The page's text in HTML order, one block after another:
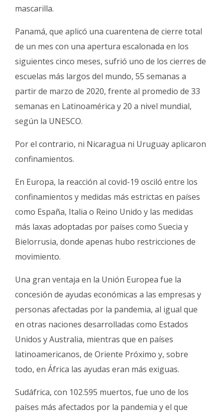
mascarilla.
Panamá, que aplicó una cuarentena de cierre total
de un mes con una apertura escalonada en los
siguientes cinco meses, sufrió uno de los cierres de
escuelas más largos del mundo, 55 semanas a
partir de marzo de 2020, frente al promedio de 33
semanas en Latinoamérica y 20 a nivel mundial,
según la UNESCO.
Por el contrario, ni Nicaragua ni Uruguay aplicaron
confinamientos.
En Europa, la reacción al covid-19 osciló entre los
confinamientos y medidas más estrictas en países
como España, Italia o Reino Unido y las medidas
más laxas adoptadas por países como Suecia y
Bielorrusia, donde apenas hubo restricciones de
movimiento.
Una gran ventaja en la Unión Europea fue la
concesión de ayudas económicas a las empresas y
personas afectadas por la pandemia, al igual que
en otras naciones desarrolladas como Estados
Unidos y Australia, mientras que en países
latinoamericanos, de Oriente Próximo y, sobre
todo, en África las ayudas eran más exiguas.
Sudáfrica, con 102.595 muertos, fue uno de los
países más afectados por la pandemia y el que